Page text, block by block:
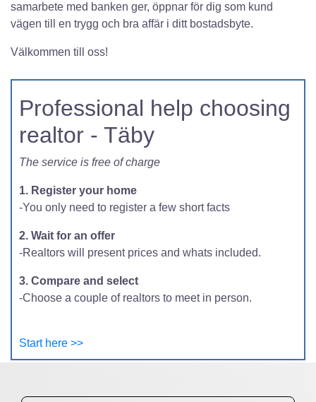
samarbete med banken ger, öppnar för dig som kund
vägen till en trygg och bra affär i ditt bostadsbyte.
Välkommen till oss!
Professional help choosing
realtor - Täby
The service is free of charge
1. Register your home
-You only need to register a few short facts
2. Wait for an offer
-Realtors will present prices and whats included.
3. Compare and select
-Choose a couple of realtors to meet in person.
Start here >>